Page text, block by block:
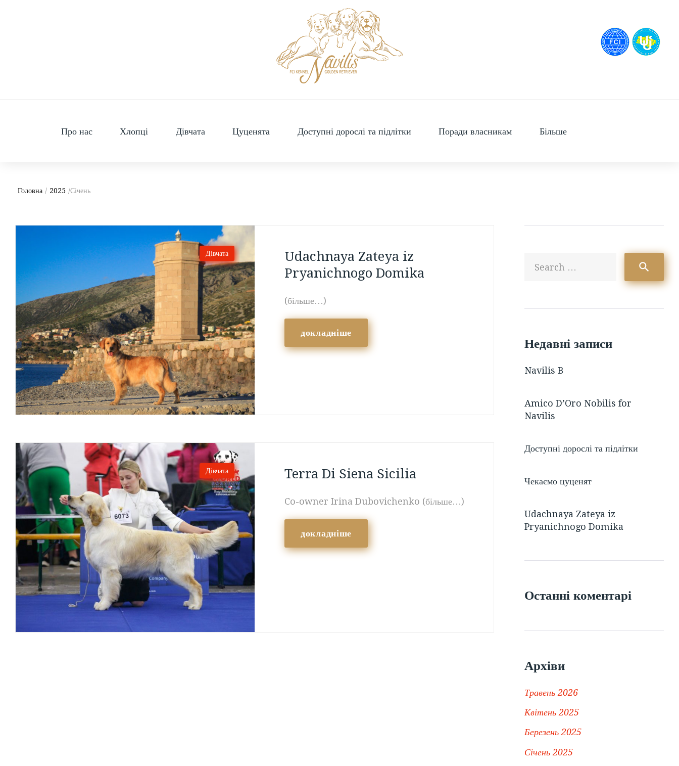
Про нас Хлопці Дівчата Цуценята Доступні дорослі та підлітки Поради власникам Більше
Головна / 2025 /Січень
Січень
2025
Дівчата
Udachnaya Zateya iz
Pryanichnogo Domika
(більше…)
докладніше
Дівчата Terra Di Siena Sicilia
Co-owner Irina Dubovichenko (більше…)
докладніше
search
Недавні записи
Navilis B
Amico D’Oro Nobilis for
Navilis
Доступні дорослі та підлітки
Чекаємо цуценят
Udachnaya Zateya iz
Pryanichnogo Domika
Останні коментарі
Архіви
Травень 2026
Квітень 2025
Березень 2025
Січень 2025